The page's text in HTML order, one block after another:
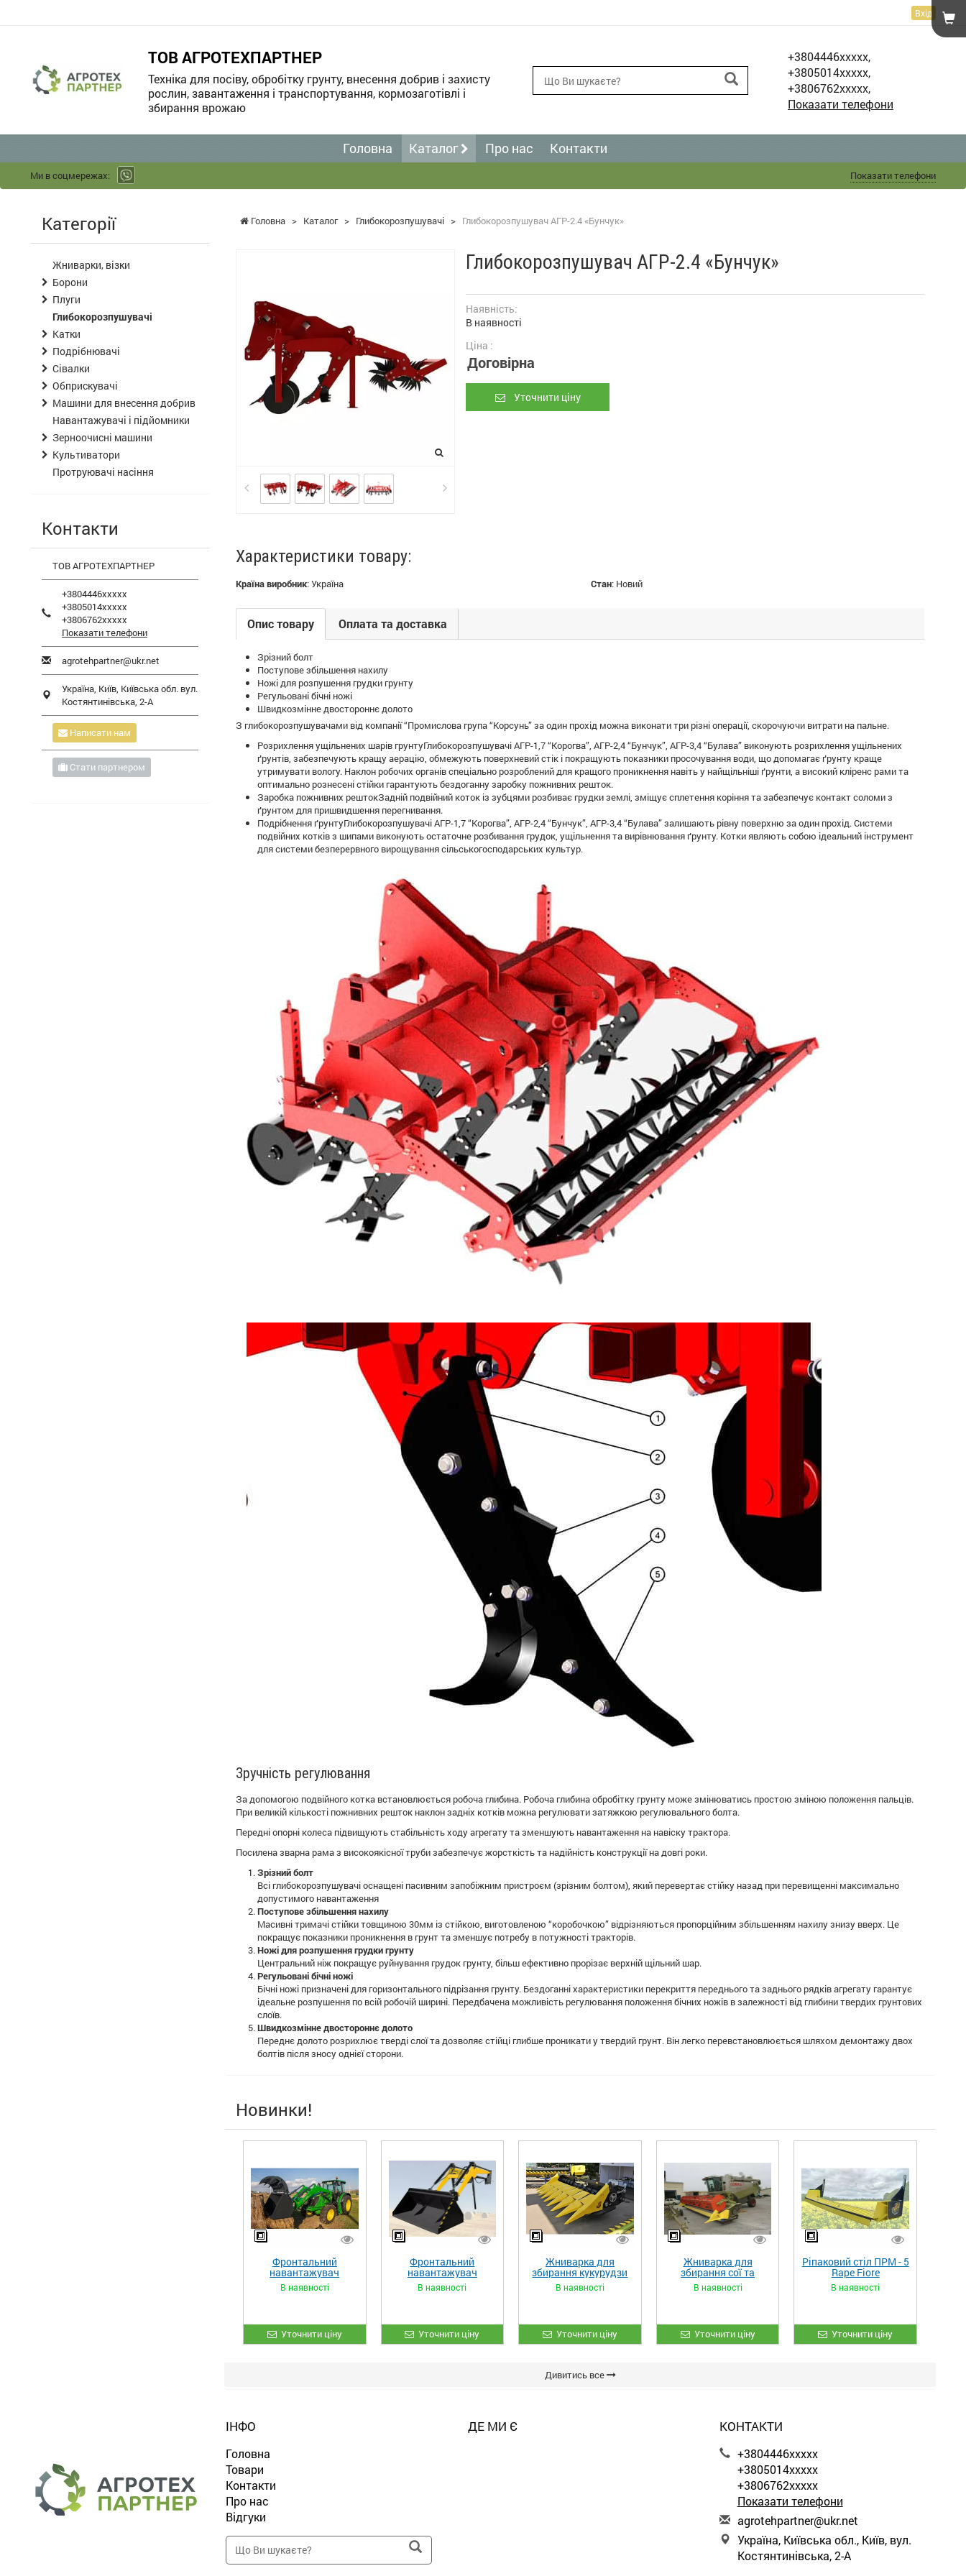
Вхід
ТОВ АГРОТЕХПАРТНЕР
Техніка для посіву, обробітку грунту, внесення добрив і захисту
рослин, завантаження і транспортування, кормозаготівлі і
збирання врожаю
+3804446xxxxx,
+3805014xxxxx,
+3806762xxxxx,
Показати телефони
Головна Каталог Про нас Контакти
Ми в соцмережах: Показати телефони
Головна > Каталог > Глибокорозпушувачі > Глибокорозпушувач АГР-2.4 «Бунчук»
Глибокорозпушувач АГР-2.4 «Бунчук»
Наявність:
В наявності
Ціна :
Договірна
Уточнити ціну
Характеристики товару:
Країна виробник:Україна Стан: Новий
Опис товару Оплата та доставка
Зрізний болт
Поступове збільшення нахилу
Ножі для розпушення грудки грунту
Регульовані бічні ножі
Швидкозмінне двостороннє долото
З глибокорозпушувачами від компанії “Промислова група “Корсунь” за один прохід можна виконати три різні операції, скорочуючи витрати на пальне.
Розрихлення ущільнених шарів грунтуГлибокорозпушувачі АГР-1,7 “Корогва”, АГР-2,4 “Бунчук”, АГР-3,4 “Булава” виконують розрихлення ущільнених
ґрунтів, забезпечують кращу аерацію, обмежують поверхневий стік і покращують показники просочування води, що допомагає ґрунту краще
утримувати вологу. Наклон робочих органів спеціально розроблений для кращого проникнення навіть у найщільніші ґрунти, а високий кліренс рами та
оптимально рознесені стійки гарантують бездоганну заробку пожнивних решток.
Заробка пожнивних рештокЗадній подвійний коток із зубцями розбиває грудки землі, зміщує сплетення коріння та забезпечує контакт соломи з
ґрунтом для пришвидшення перегнивання.
Подрібнення ґрунтуГлибокорозпушувачі АГР-1,7 “Корогва”, АГР-2,4 “Бунчук”, АГР-3,4 “Булава” залишають рівну поверхню за один прохід. Системи
подвійних котків з шипами виконують остаточне розбивання грудок, ущільнення та вирівнювання ґрунту. Котки являють собою ідеальний інструмент
для системи безперервного вирощування сільськогосподарських культур.
Зручність регулювання
За допомогою подвійного котка встановлюється робоча глибина. Робоча глибина обробітку грунту може змінюватись простою зміною положення пальців.
При великій кількості пожнивних решток наклон задніх котків можна регулювати затяжкою регулювального болта.
Передні опорні колеса підвищують стабільність ходу агрегату та зменшують навантаження на навіску трактора.
Посилена зварна рама з високоякісної труби забезпечує жорсткість та надійність конструкції на довгі роки.
Зрізний болт
Всі глибокорозпушувачі оснащені пасивним запобіжним пристроєм (зрізним болтом), який перевертає стійку назад при перевищенні максимально
допустимого навантаження
Поступове збільшення нахилу
Масивні тримачі стійки товщиною 30мм із стійкою, виготовленою “коробочкою” відрізняються пропорційним збільшенням нахилу знизу вверх. Це
покращує показники проникнення в грунт та зменшує потребу в потужності тракторів.
Ножі для розпушення грудки грунту
Центральний ніж покращує руйнування грудок грунту, більш ефективно прорізає верхній щільний шар.
Регульовані бічні ножі
Бічні ножі призначені для горизонтального підрізання грунту. Бездоганні характеристики перекриття переднього та заднього рядків агрегату гарантує
ідеальне розпушення по всій робочій ширині. Передбачена можливість регулювання положення бічних ножів в залежності від глибини твердих грунтових
слоїв.
Швидкозмінне двостороннє долото
Переднє долото розрихлює тверді слої та дозволяє стійці глибше проникати у твердий грунт. Він легко перевстановлюється шляхом демонтажу двох
болтів після зносу однієї сторони.
Новинки!
Фронтальний
навантажувач
«STRONG XL»
В наявності
Уточнити ціну
Фронтальний
навантажувач
«STRONG»
В наявності
Уточнити ціну
Жниварка для
збирання кукурудзи
ЖКИ-870
В наявності
Уточнити ціну
Жниварка для
збирання сої та
гороху «ETTARO»
В наявності
Уточнити ціну
Ріпаковий стіл ПРМ - 5
Rape Fiore
В наявності
Уточнити ціну
Дивитись все
Категорії
Жниварки, візки
Борони
Плуги
Глибокорозпушувачі
Катки
Подрібнювачі
Сівалки
Обприскувачі
Машини для внесення добрив
Навантажувачі і підйомники
Зерноочисні машини
Культиватори
Протруювачі насіння
Контакти
ТОВ АГРОТЕХПАРТНЕР
+3804446xxxxx
+3805014xxxxx
+3806762xxxxx
Показати телефони
agrotehpartner@ukr.net
Україна, Київ, Київська обл. вул.
Костянтинівська, 2-А
Написати нам
Стати партнером
ІНФО
Головна
Товари
Контакти
Про нас
Відгуки
ДЕ МИ Є КОНТАКТИ
+3804446xxxxx
+3805014xxxxx
+3806762xxxxx
Показати телефони
agrotehpartner@ukr.net
Україна, Київська обл., Київ, вул.
Костянтинівська, 2-А